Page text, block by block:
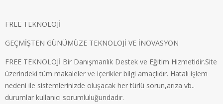
FREE TEKNOLOJİ
GEÇMİŞTEN GÜNÜMÜZE TEKNOLOJİ VE İNOVASYON
FREE TEKNOLOJİ Bir Danışmanlık Destek ve Eğitim Hizmetidir.Site
üzerindeki tüm makaleler ve içerikler bilgi amaçlıdır. Hatalı işlem
nedeni ile sistemlerinizde oluşacak her türlü sorun,arıza vb..
durumlar kullanıcı sorumluluğundadır.